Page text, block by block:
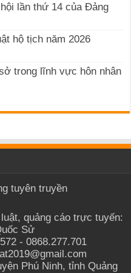
lần thứ 14 của Đảng
hộ tịch năm 2026
trong lĩnh vực hôn nhân
tuyên truyền
quảng cáo trực tuyến:
Sử
- 0868.277.701
Phú Ninh, tỉnh Quảng